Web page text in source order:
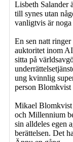
Lisbeth Salander
till synes utan
vanligtvis är
En sen natt
auktoritet inom
sitta på
ung kvinnlig
person Blomkvist
Mikael Blomkvist
och Millennium
sin alldeles egen
berättelsen. Det